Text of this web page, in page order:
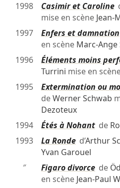
1998
Casimir et Caroline
mise en scène Jean-
1997
Enfers et damnation
en scène Marc-Ange
1996
Éléments moins
Turrini mise en
1995
Extermination ou
deWerner Schwab
Dezoteux
1994
Étés à Nohantde
1993
La Ronded’Arthur
Yvan Garouel
″
Figaro divorcede
en scène Jean-Paul